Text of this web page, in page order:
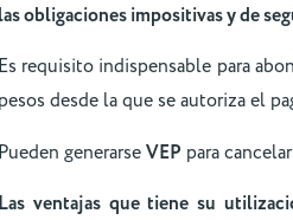
las obligaciones impositivas y de
Es requisito indispensable para
pesos desde la que se autoriza el
Pueden generarseVEP para
Las ventajas que tiene su